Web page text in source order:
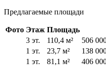
Предлагаемые площади
Фото Этаж Площадь
3 эт.
110,4 м² 506
1 эт.
23,7 м² 138
1 эт.
81,1 м² 406